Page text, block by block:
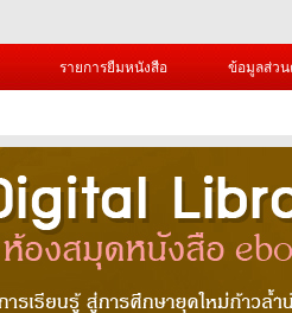
รายการยืมหนังสือ ข้อมูลส่ว